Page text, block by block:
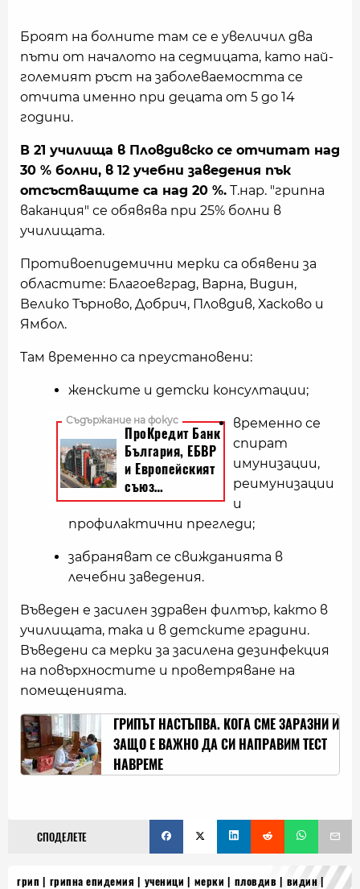
Броят на болните там се е увеличил два
пъти от началото на седмицата, като най-
големият ръст на заболеваемостта се
отчита именно при децата от 5 до 14
години.
В 21 училища в Пловдивско се отчитат над
30 % болни, в 12 учебни заведения пък
отсъстващите са над 20 %. Т.нар. "грипна
ваканция" се обявява при 25% болни в
училищата.
Противоепидемични мерки са обявени за
областите: Благоевград, Варна, Видин,
Велико Търново, Добрич, Пловдив, Хасково и
Ямбол.
Там временно са преустановени:
женските и детски консултации;
временно се
спират
имунизации,
реимунизации
и
профилактични прегледи;
забраняват се свижданията в
лечебни заведения.
Въведен е засилен здравен филтър, както в
училищата, така и в детските градини.
Въведени са мерки за засилена дезинфекция
на повърхностите и проветряване на
помещенията.
ГРИПЪТ НАСТЪПВА. КОГА СМЕ ЗАРАЗНИ И
ЗАЩО Е ВАЖНО ДА СИ НАПРАВИМ ТЕСТ
НАВРЕМЕ
СПОДЕЛЕТЕ
грип грипна епидемия ученици мерки пловдив
видин